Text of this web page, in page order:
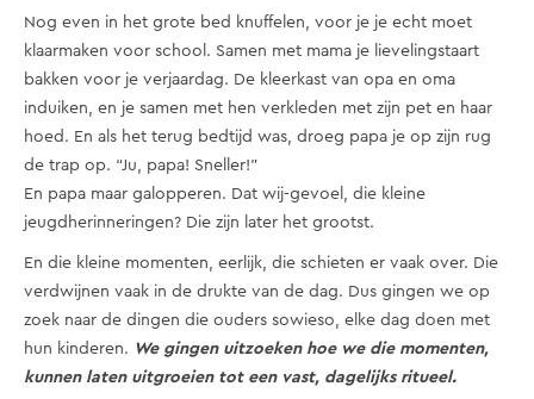
Nog even in het grote bed knuffelen, voor je je echt moet
klaarmaken voor school. Samen met mama je lievelingstaart
bakken voor je verjaardag. De kleerkast van opa en oma
induiken, en je samen met hen verkleden met zijn pet en haar
hoed. En als het terug bedtijd was, droeg papa je op zijn rug
de trap op. “Ju, papa! Sneller!”
En papa maar galopperen. Dat wij-gevoel, die kleine
jeugdherinneringen? Die zijn later het grootst.
En die kleine momenten, eerlijk, die schieten er vaak over. Die
verdwijnen vaak in de drukte van de dag. Dus gingen we op
zoek naar de dingen die ouders sowieso, elke dag doen met
hun kinderen. We gingen uitzoeken hoe we die momenten,
kunnen laten uitgroeien tot een vast, dagelijks ritueel.